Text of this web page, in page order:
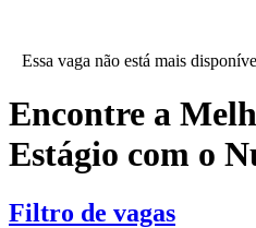
Essa vaga não está mais
Encontre a
Estágio com o
Filtro de vagas